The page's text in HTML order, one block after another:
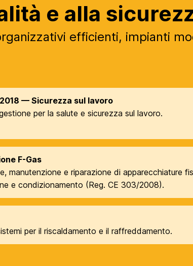
e alla
efficienti, impianti
— Sicurezza sul lavoro
per la salute e sicurezza sul lavoro.
F-Gas
manutenzione e riparazione di apparecchiature
e condizionamento (Reg. CE 303/2008).
per il riscaldamento e il raffreddamento.